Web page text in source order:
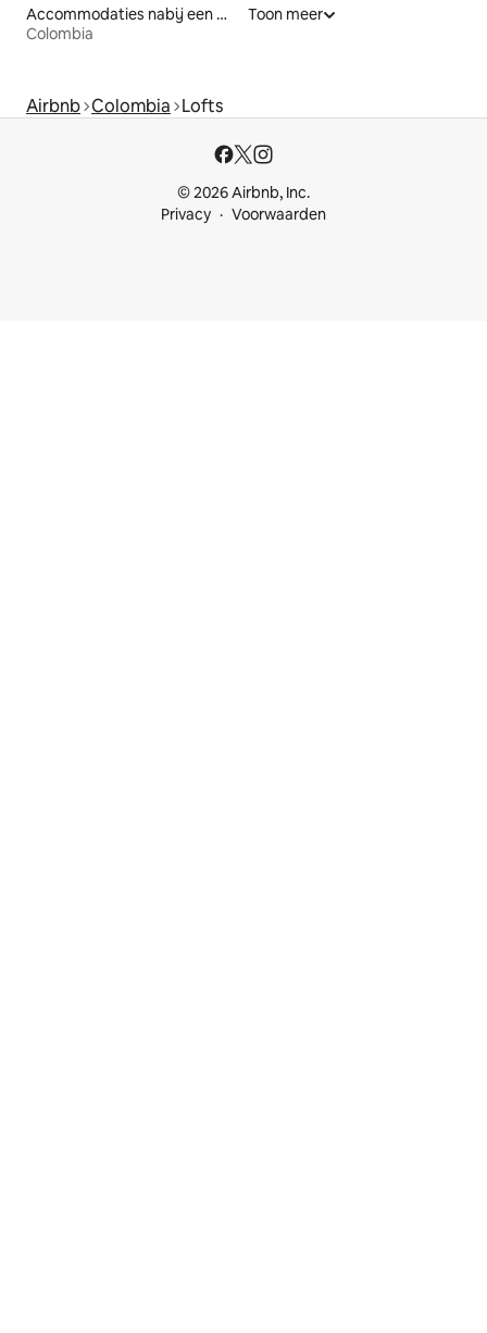
Accommodaties nabij een meer
Colombia
Toon meer
Airbnb Colombia Lofts
© 2026 Airbnb, Inc.
Privacy
Voorwaarden